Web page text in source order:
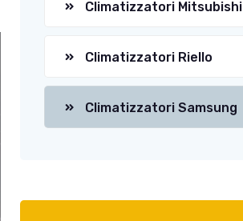
Climatizzatori Mitsubishi
Climatizzatori Riello
Climatizzatori Samsung